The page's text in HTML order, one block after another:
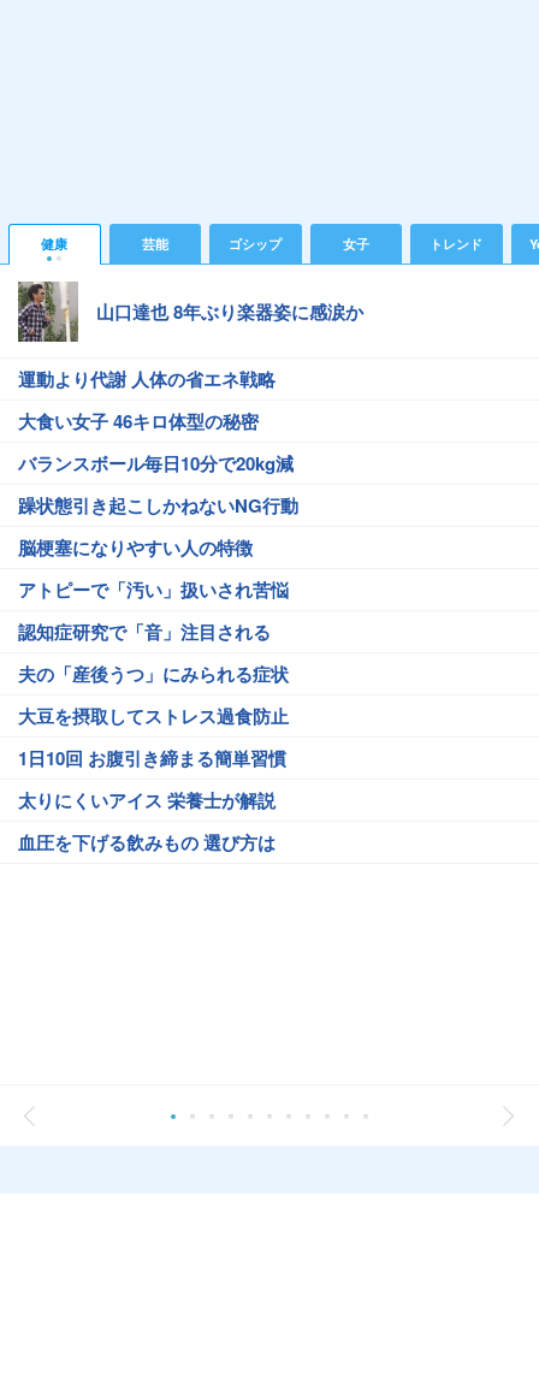
健康 芸能 ゴシップ 女子 トレンド
山口達也 8年ぶり楽器姿に感涙か
運動より代謝 人体の省エネ戦略
大食い女子 46キロ体型の秘密
バランスボール毎日10分で20kg減
躁状態引き起こしかねないNG行動
脳梗塞になりやすい人の特徴
アトピーで「汚い」扱いされ苦悩
認知症研究で「音」注目される
夫の「産後うつ」にみられる症状
大豆を摂取してストレス過食防止
1日10回 お腹引き締まる簡単習慣
太りにくいアイス 栄養士が解説
血圧を下げる飲みもの 選び方は